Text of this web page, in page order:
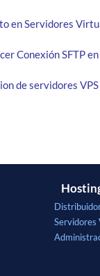
en Servidores
Conexión SFTP
de servidores VPS
Servidores